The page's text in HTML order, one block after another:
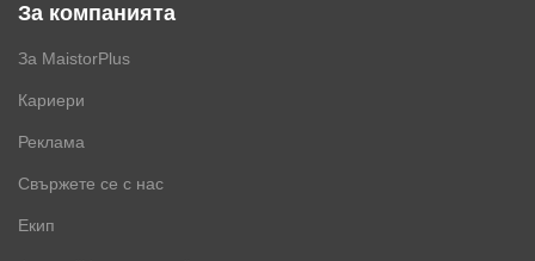
За компанията
За MaistorPlus
Кариери
Реклама
Свържете се с нас
Екип